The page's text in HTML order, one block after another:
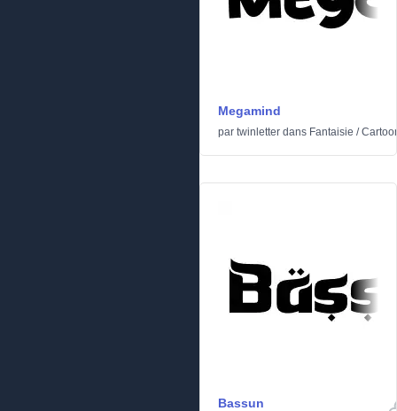
Megamind
par twinletter dans Fantaisie /
Bassun